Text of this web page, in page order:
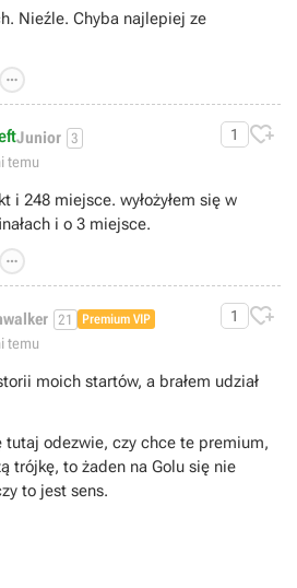
Nieźle. Chyba najlepiej ze

Junior 3
temu
1 
i 248 miejsce. wyłożyłem się w
i o 3 miejsce.

21 Premium VIP
temu
1 
moich startów, a brałem udział
tutaj odezwie, czy chce te premium,
trójkę, to żaden na Golu się nie
to jest sens.